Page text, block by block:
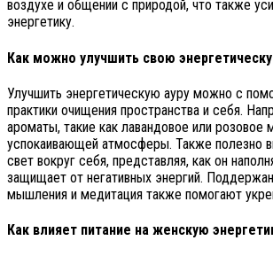
воздухе и общении с природой, что также
энергетику.
Как можно улучшить свою
Улучшить энергетическую ауру можно с
практики очищения пространства и себя.
ароматы, такие как лавандовое или розовое
успокаивающей атмосферы. Также полезно
свет вокруг себя, представляя, как он
защищает от негативных энергий.
мышления и медитация также помогают
Как влияет питание на женскую